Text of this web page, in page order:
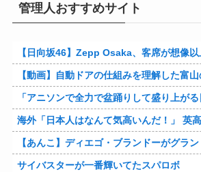
管理人おすすめサイト
【日向坂46】Zepp Osaka、客席が想像
【動画】自動ドアの仕組みを理解した富山
「アニソンで全力で盆踊りして盛り上がる日本人たち。伝統もオタクもこの熱量、素晴らしい」→女さんブチギ
海外「日本人はなんて気高いんだ！」 英高級紙も驚愕した極限
【あんこ】ディエゴ・ブランドーがグランドオーダーを終わらせるよ
サイバスターが一番輝いてたスパロボ